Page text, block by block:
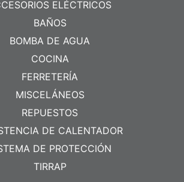
ELÉCTRICOS
BAÑOS
BOMBA DE AGUA
COCINA
FERRETERÍA
MISCELÁNEOS
REPUESTOS
DE CALENTADOR
DE PROTECCIÓN
TIRRAP